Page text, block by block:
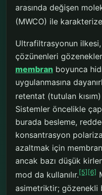
arasında değişen
(MWCO) ile
Ultrafiltrasyonun
çözünenleri
membran boyunca
uygulanmasına
retentat (tutulan
Sistemler öncelikle
burada besleme,
konsantrasyon
azaltmak için
ancak bazı düşük
mod da kullanılır.[5] [6]
asimetriktir; gözenekli